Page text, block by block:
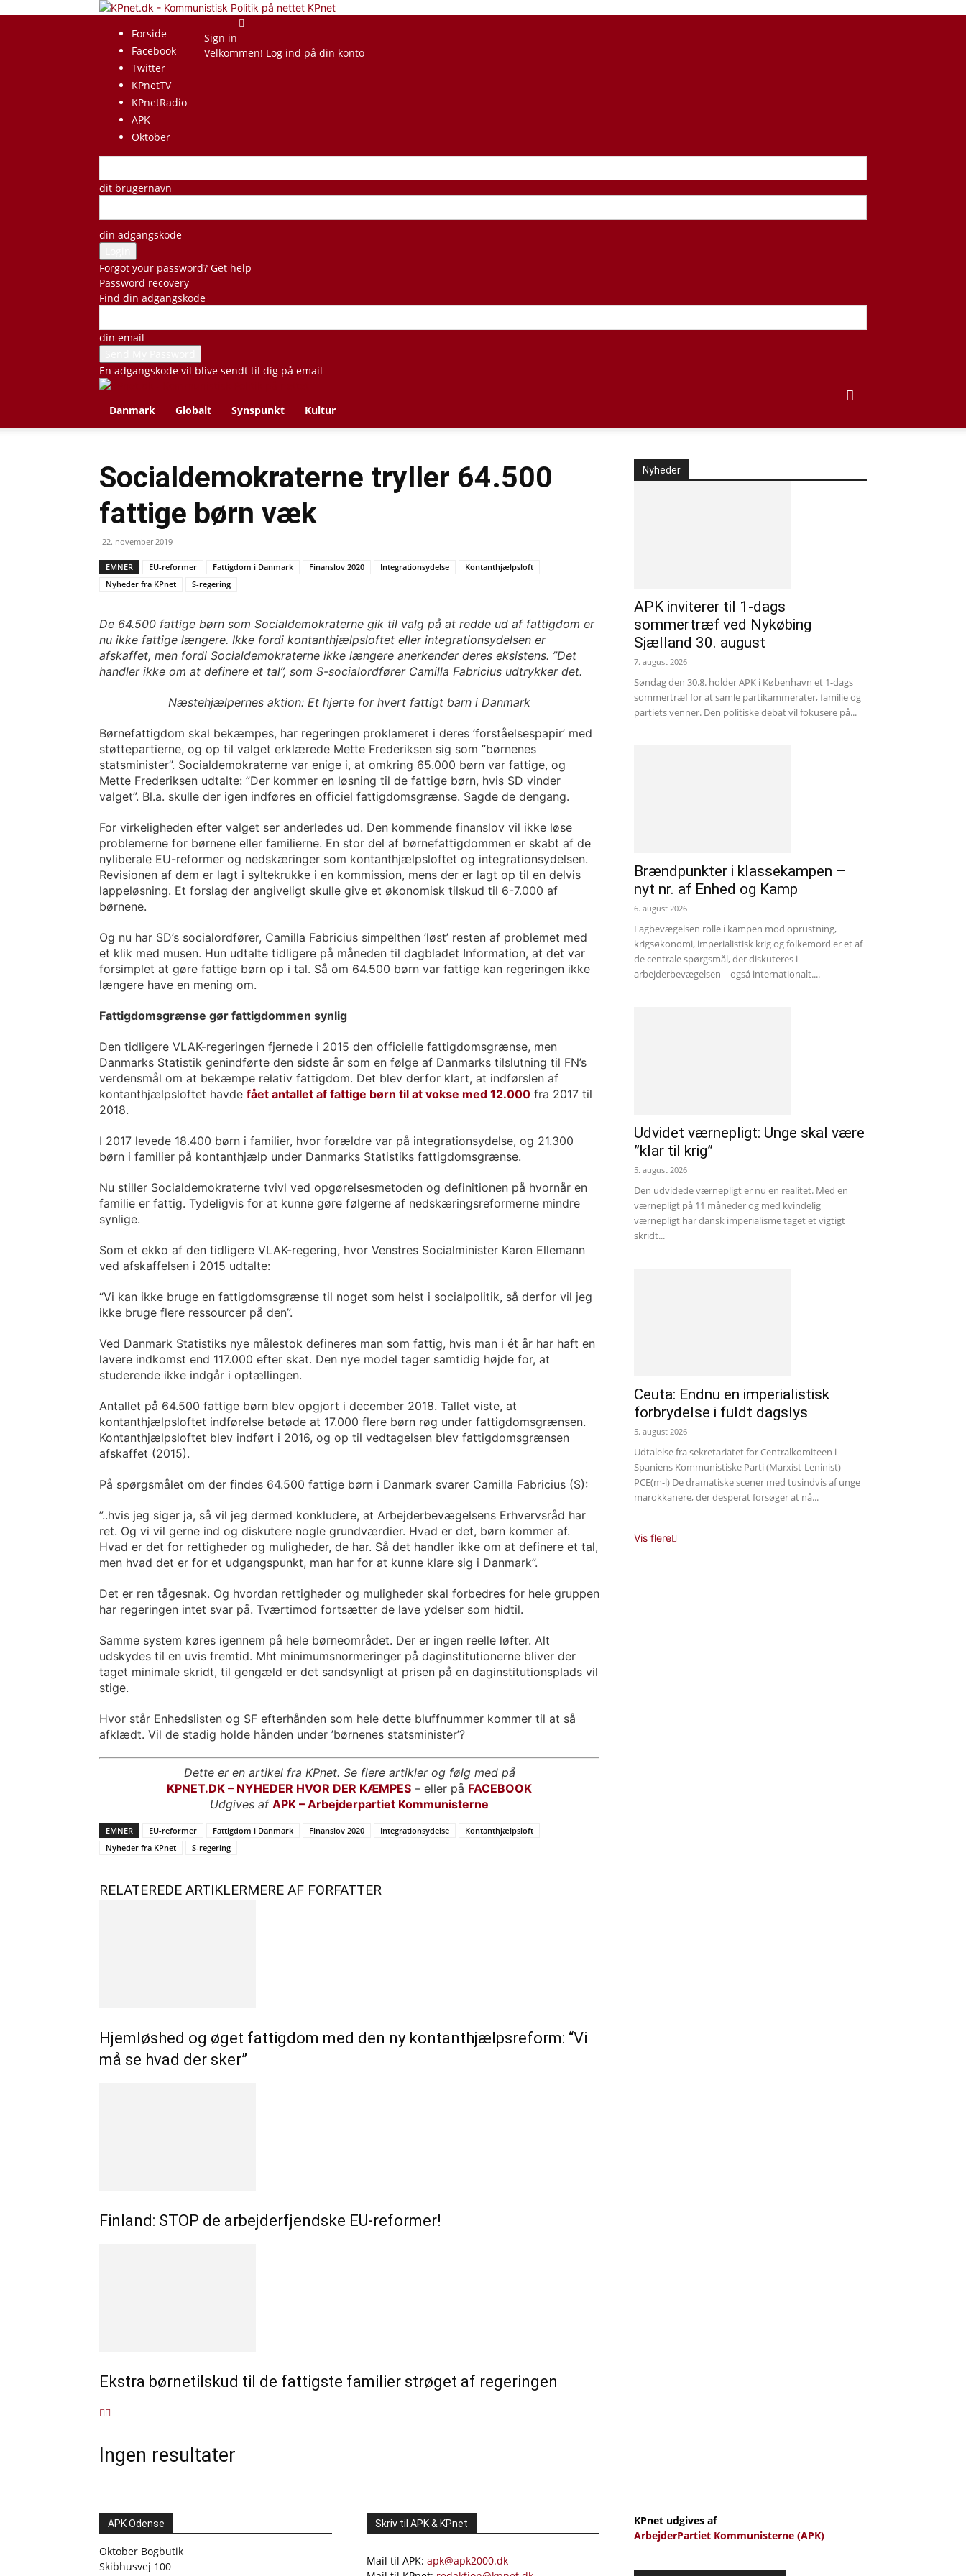
KPnet
Forside
Facebook
Twitter
KPnetTV
KPnetRadio
APK
Oktober
Sign in
Velkommen! Log ind på din konto
dit brugernavn
din adgangskode
Forgot your password? Get help
Password recovery
Find din adgangskode
din email
En adgangskode vil blive sendt til dig på email
Danmark Globalt Synspunkt Kultur
Socialdemokraterne tryller 64.500
fattige børn væk
22. november 2019
EMNER EU-reformer Fattigdom i Danmark Finanslov 2020 Integrationsydelse
Kontanthjælpsloft
Nyheder fra KPnet
S-regering
De 64.500 fattige børn som Socialdemokraterne gik til valg på at redde ud af fattigdom er
nu ikke fattige længere. Ikke fordi kontanthjælpsloftet eller integrationsydelsen er
afskaffet, men fordi Socialdemokraterne ikke længere anerkender deres eksistens. ”Det
handler ikke om at definere et tal”, som S-socialordfører Camilla Fabricius udtrykker det.
Næstehjælpernes aktion: Et hjerte for hvert fattigt barn i Danmark
Børnefattigdom skal bekæmpes, har regeringen proklameret i deres ’forståelsespapir’ med
støttepartierne, og op til valget erklærede Mette Frederiksen sig som ”børnenes
statsminister”. Socialdemokraterne var enige i, at omkring 65.000 børn var fattige, og
Mette Frederiksen udtalte: ”Der kommer en løsning til de fattige børn, hvis SD vinder
valget”. Bl.a. skulle der igen indføres en officiel fattigdomsgrænse. Sagde de dengang.
For virkeligheden efter valget ser anderledes ud. Den kommende finanslov vil ikke løse
problemerne for børnene eller familierne. En stor del af børnefattigdommen er skabt af de
nyliberale EU-reformer og nedskæringer som kontanthjælpsloftet og integrationsydelsen.
Revisionen af dem er lagt i syltekrukke i en kommission, mens der er lagt op til en delvis
lappeløsning. Et forslag der angiveligt skulle give et økonomisk tilskud til 6-7.000 af
børnene.
Og nu har SD’s socialordfører, Camilla Fabricius simpelthen ’løst’ resten af problemet med
et klik med musen. Hun udtalte tidligere på måneden til dagbladet Information, at det var
forsimplet at gøre fattige børn op i tal. Så om 64.500 børn var fattige kan regeringen ikke
længere have en mening om.
Fattigdomsgrænse gør fattigdommen synlig
Den tidligere VLAK-regeringen fjernede i 2015 den officielle fattigdomsgrænse, men
Danmarks Statistik genindførte den sidste år som en følge af Danmarks tilslutning til FN’s
verdensmål om at bekæmpe relativ fattigdom. Det blev derfor klart, at indførslen af
kontanthjælpsloftet havde fået antallet af fattige børn til at vokse med 12.000 fra 2017 til
2018.
I 2017 levede 18.400 børn i familier, hvor forældre var på integrationsydelse, og 21.300
børn i familier på kontanthjælp under Danmarks Statistiks fattigdomsgrænse.
Nu stiller Socialdemokraterne tvivl ved opgørelsesmetoden og definitionen på hvornår en
familie er fattig. Tydeligvis for at kunne gøre følgerne af nedskæringsreformerne mindre
synlige.
Som et ekko af den tidligere VLAK-regering, hvor Venstres Socialminister Karen Ellemann
ved afskaffelsen i 2015 udtalte:
“Vi kan ikke bruge en fattigdomsgrænse til noget som helst i socialpolitik, så derfor vil jeg
ikke bruge flere ressourcer på den”.
Ved Danmark Statistiks nye målestok defineres man som fattig, hvis man i ét år har haft en
lavere indkomst end 117.000 efter skat. Den nye model tager samtidig højde for, at
studerende ikke indgår i optællingen.
Antallet på 64.500 fattige børn blev opgjort i december 2018. Tallet viste, at
kontanthjælpsloftet indførelse betøde at 17.000 flere børn røg under fattigdomsgrænsen.
Kontanthjælpsloftet blev indført i 2016, og op til vedtagelsen blev fattigdomsgrænsen
afskaffet (2015).
På spørgsmålet om der findes 64.500 fattige børn i Danmark svarer Camilla Fabricius (S):
”..hvis jeg siger ja, så vil jeg dermed konkludere, at Arbejderbevægelsens Erhvervsråd har
ret. Og vi vil gerne ind og diskutere nogle grundværdier. Hvad er det, børn kommer af.
Hvad er det for rettigheder og muligheder, de har. Så det handler ikke om at definere et tal,
men hvad det er for et udgangspunkt, man har for at kunne klare sig i Danmark”.
Det er ren tågesnak. Og hvordan rettigheder og muligheder skal forbedres for hele gruppen
har regeringen intet svar på. Tværtimod fortsætter de lave ydelser som hidtil.
Samme system køres igennem på hele børneområdet. Der er ingen reelle løfter. Alt
udskydes til en uvis fremtid. Mht minimumsnormeringer på daginstitutionerne bliver der
taget minimale skridt, til gengæld er det sandsynligt at prisen på en daginstitutionsplads vil
stige.
Hvor står Enhedslisten og SF efterhånden som hele dette bluffnummer kommer til at så
afklædt. Vil de stadig holde hånden under ’børnenes statsminister’?
Dette er en artikel fra KPnet. Se flere artikler og følg med på
KPNET.DK – NYHEDER HVOR DER KÆMPES – eller på FACEBOOK
Udgives af APK – Arbejderpartiet Kommunisterne
EMNER EU-reformer Fattigdom i Danmark Finanslov 2020 Integrationsydelse
Kontanthjælpsloft
Nyheder fra KPnet
S-regering
RELATEREDE ARTIKLERMERE AF FORFATTER
Hjemløshed og øget fattigdom med den ny kontanthjælpsreform: “Vi
må se hvad der sker”
Finland: STOP de arbejderfjendske EU-reformer!
Ekstra børnetilskud til de fattigste familier strøget af regeringen
Ingen resultater
Nyheder
APK inviterer til 1-dags
sommertræf ved Nykøbing
Sjælland 30. august
7. august 2026
Søndag den 30.8. holder APK i København et 1-dags
sommertræf for at samle partikammerater, familie og
partiets venner. Den politiske debat vil fokusere på...
Brændpunkter i klassekampen –
nyt nr. af Enhed og Kamp
6. august 2026
Fagbevægelsen rolle i kampen mod oprustning,
krigsøkonomi, imperialistisk krig og folkemord er et af
de centrale spørgsmål, der diskuteres i
arbejderbevægelsen – også internationalt....
Udvidet værnepligt: Unge skal være
”klar til krig”
5. august 2026
Den udvidede værnepligt er nu en realitet. Med en
værnepligt på 11 måneder og med kvindelig
værnepligt har dansk imperialisme taget et vigtigt
skridt...
Ceuta: Endnu en imperialistisk
forbrydelse i fuldt dagslys
5. august 2026
Udtalelse fra sekretariatet for Centralkomiteen i
Spaniens Kommunistiske Parti (Marxist-Leninist) –
PCE(m-l) De dramatiske scener med tusindvis af unge
marokkanere, der desperat forsøger at nå...
Vis flere
APK Odense
Oktober Bogbutik
Skibhusvej 100
Skriv til APK & KPnet
Mail til APK: apk@apk2000.dk
KPnet udgives af
ArbejderPartiet Kommunisterne (APK)